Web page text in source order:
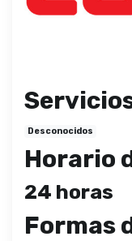
Desconocidos
Horario
24 horas
Formas